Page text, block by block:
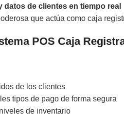
datos de clientes en tiempo real
que actúa como caja
POS Caja
de los clientes
tipos de pago de forma segura
de inventario